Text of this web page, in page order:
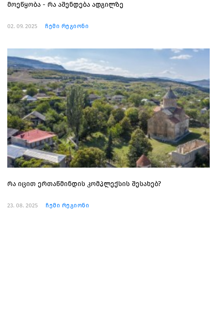
მოეწყობა - რა აშენდება ადგილზე
02. 09. 2025 ჩემი რეგიონი
რა იცით ერთაწმინდის კომპლექსის შესახებ?
23. 08. 2025 ჩემი რეგიონი